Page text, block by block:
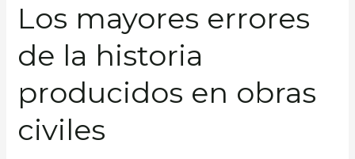
Los mayores errores
de la historia
producidos en obras
civiles
Los
mayores
errores
la
historia
producidos